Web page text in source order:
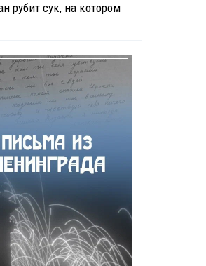
рубит сук, на котором